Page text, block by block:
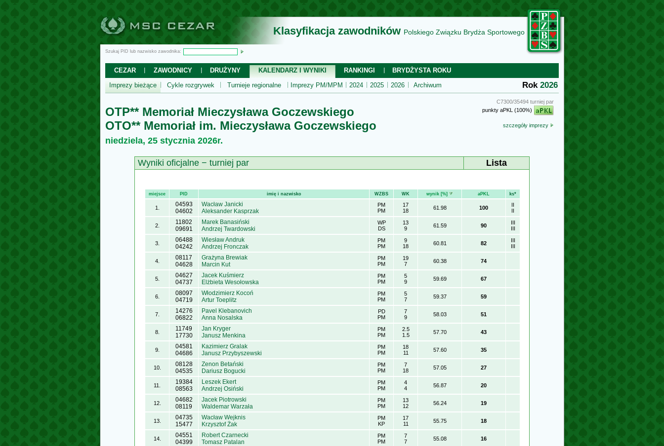
Klasyfikacja zawodników Polskiego Związku Brydża Sportowego
Szukaj PID lub nazwisko zawodnika:
CEZAR ZAWODNICY DRUŻYNY KALENDARZ I WYNIKI RANKINGI
BRYDŻYSTA ROKU
Imprezy bieżące
Cykle rozgrywek Turnieje regionalne Imprezy PM/MPM 2024 2025 2026 Archiwum Rok 2026
C7300/35494 turniej par
punkty aPKL (100%)
szczegóły imprezy
OTP** Memoriał Mieczysława Goczewskiego
OTO** Memoriał im. Mieczysława Goczewskiego
niedziela, 25 stycznia 2026r.
Wyniki oficjalne − turniej par Lista
miejsce PID imię i nazwisko WZBS WK wynik [%] aPKL ks*
1.
04593
04602
Wacław Janicki
Aleksander Kasprzak
PM
PM
17
18
61.98 100
II
II
2.
11802
09691
Marek Banasiński
Andrzej Twardowski
WP
DS
13
9
61.59 90
III
III
3.
06488
04242
Wiesław Andruk
Andrzej Fronczak
PM
PM
9
18
60.81 82
III
III
4.
08117
04628
Grażyna Brewiak
Marcin Kut
PM
PM
19
7
60.38 74
5.
04627
04737
Jacek Kuśmierz
Elżbieta Wesołowska
PM
PM
5
9
59.69 67
6.
08097
04719
Włodzimierz Kocoń
Artur Toeplitz
PM
PM
5
7
59.37 59
7.
14276
06822
Pavel Klebanovich
Anna Nosalska
PD
PM
7
9
58.03 51
8.
11749
17730
Jan Kryger
Janusz Menkina
PM
PM
2.5
1.5
57.70 43
9.
04581
04686
Kazimierz Gralak
Janusz Przybyszewski
PM
PM
18
11
57.60 35
10.
08128
04535
Zenon Betański
Dariusz Bogucki
PM
PM
7
18
57.05 27
11.
19384
08563
Leszek Ekert
Andrzej Osiński
PM
PM
4
4
56.87 20
12.
04682
08119
Jacek Piotrowski
Waldemar Warzała
PM
PM
13
12
56.24 19
13.
04735
15477
Wacław Wejknis
Krzysztof Żak
PM
KP
17
11
55.75 18
14.
04551
04399
Robert Czarnecki
Tomasz Patalan
PM
PM
7
7
55.08 16